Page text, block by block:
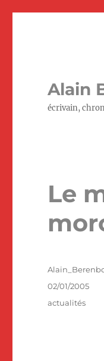
Alain
écrivain,
Le
Auteur
Publié
02/01/2005
Catégories
actualités